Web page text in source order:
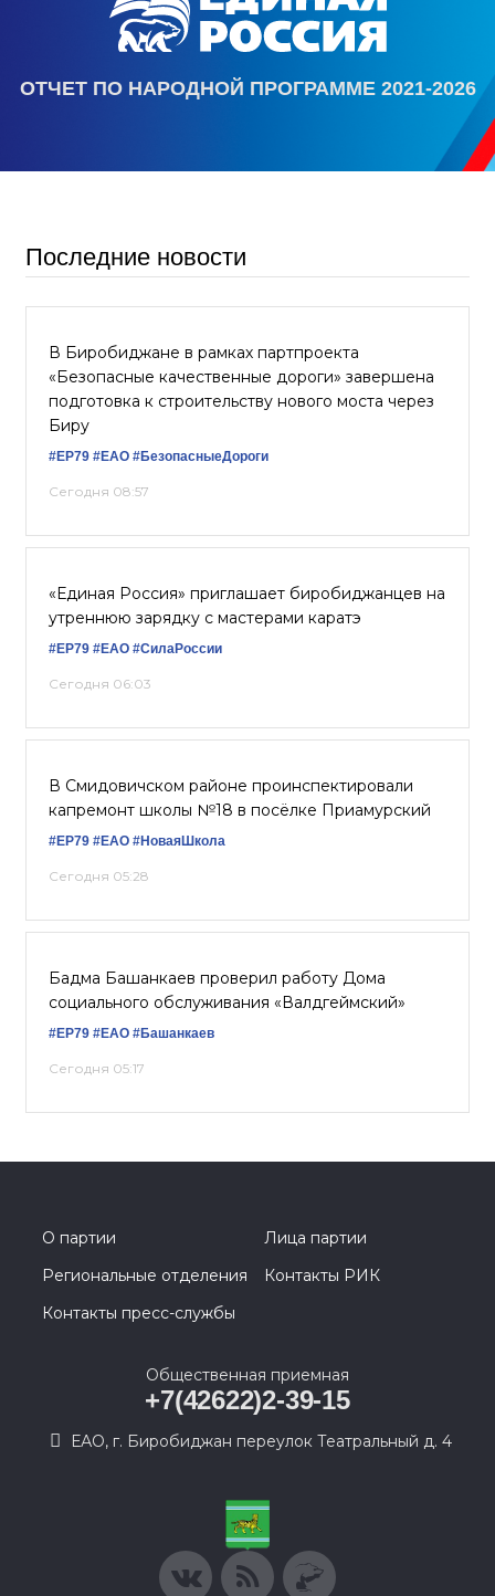
ОТЧЕТ ПО НАРОДНОЙ ПРОГРАММЕ 2021-2026
Последние новости
В Биробиджане в рамках партпроекта
«Безопасные качественные дороги» завершена
подготовка к строительству нового моста через
Биру
#ЕР79 #ЕАО #БезопасныеДороги
Сегодня 08:57
«Единая Россия» приглашает биробиджанцев на
утреннюю зарядку с мастерами каратэ
#ЕР79 #ЕАО #СилаРоссии
Сегодня 06:03
В Смидовичском районе проинспектировали
капремонт школы №18 в посёлке Приамурский
#ЕР79 #ЕАО #НоваяШкола
Сегодня 05:28
Бадма Башанкаев проверил работу Дома
социального обслуживания «Валдгеймский»
#ЕР79 #ЕАО #Башанкаев
Сегодня 05:17
О партии
Лица партии
Региональные отделения
Контакты РИК
Контакты пресс-службы
Общественная приемная
+7(42622)2-39-15
ЕАО, г. Биробиджан переулок Театральный д. 4